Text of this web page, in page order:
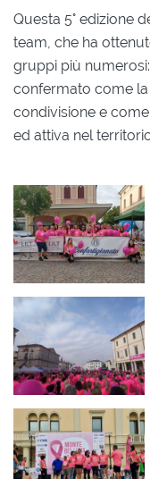
Questa 5° edizione
team, che ha
gruppi più
confermato come
condivisione e
ed attiva nel